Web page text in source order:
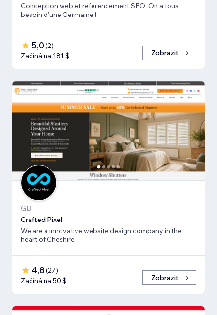
Conception web et référencement SEO. On a tous
besoin d'une Germaine !
5,0 (2)
Začíná na 181 $
Zobrazit
GB
Crafted Pixel
We are a innovative website design company in the
heart of Cheshire
4,8 (27)
Začíná na 50 $
Zobrazit